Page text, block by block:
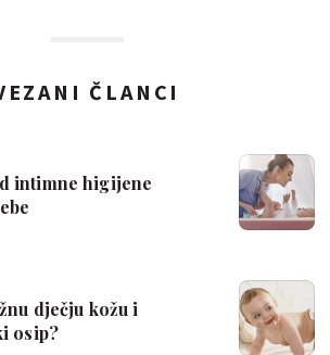
ČLANCI
intimne higijene
dječju kožu i
osip?